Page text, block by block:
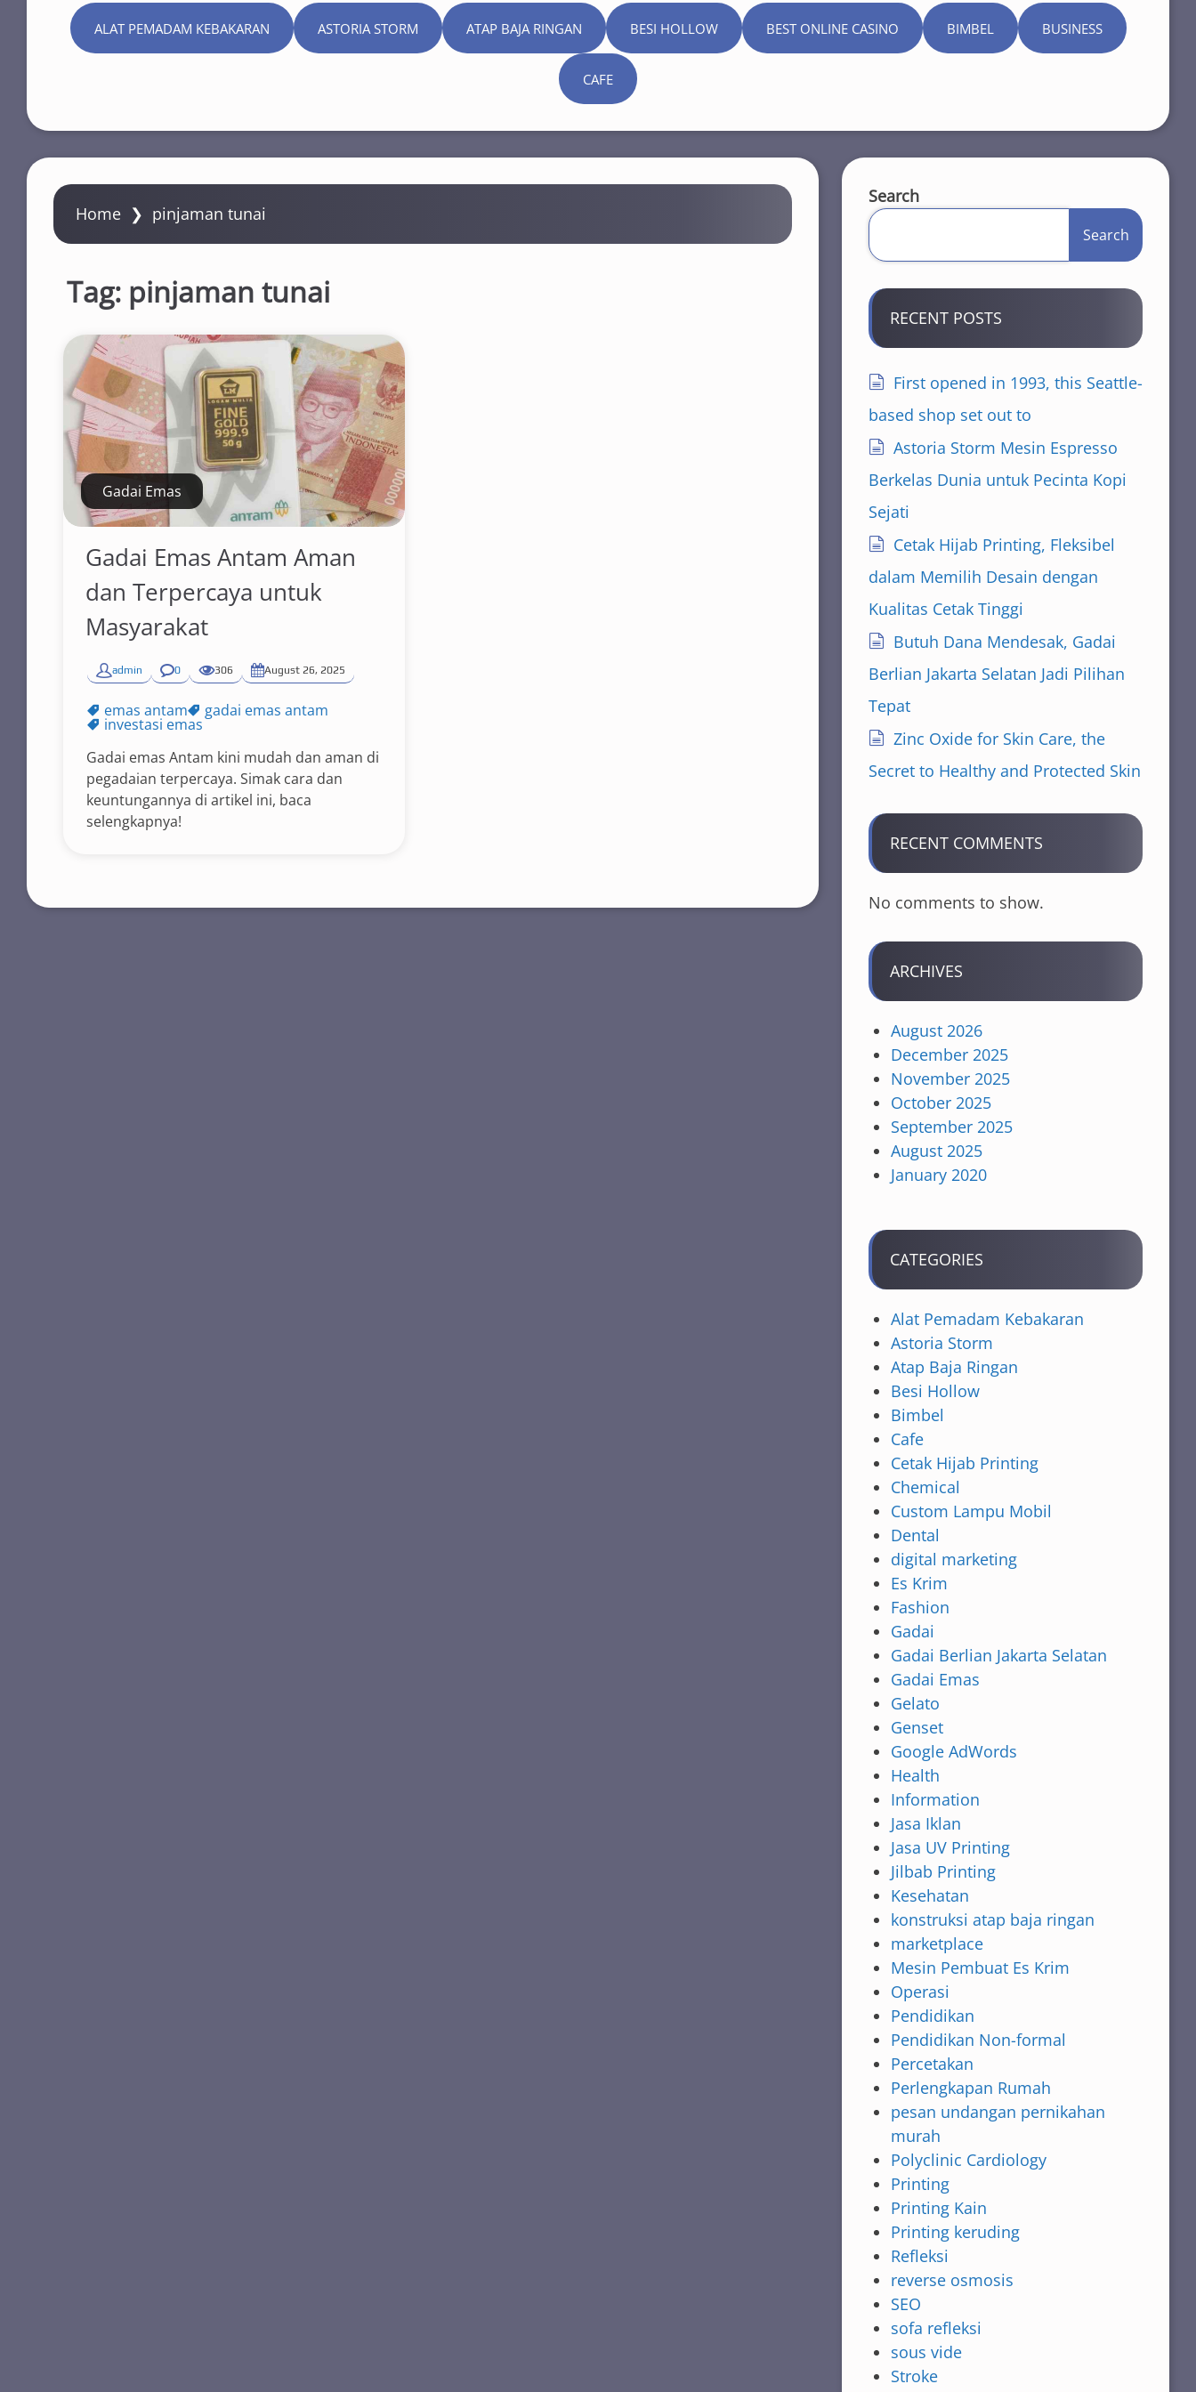
ALAT PEMADAM KEBAKARAN ASTORIA STORM ATAP BAJA RINGAN BESI HOLLOW BEST ONLINE CASINO BIMBEL BUSINESS
CAFE
Home ❯ pinjaman tunai
Tag: pinjaman tunai
Gadai Emas
Gadai Emas Antam Aman
dan Terpercaya untuk
Masyarakat
admin 0 306 August 26, 2025
emas antam gadai emas antam
investasi emas
Gadai emas Antam kini mudah dan aman di
pegadaian terpercaya. Simak cara dan
keuntungannya di artikel ini, baca
selengkapnya!
Search
Search
RECENT POSTS
First opened in 1993, this Seattle-
based shop set out to
Astoria Storm Mesin Espresso
Berkelas Dunia untuk Pecinta Kopi
Sejati
Cetak Hijab Printing, Fleksibel
dalam Memilih Desain dengan
Kualitas Cetak Tinggi
Butuh Dana Mendesak, Gadai
Berlian Jakarta Selatan Jadi Pilihan
Tepat
Zinc Oxide for Skin Care, the
Secret to Healthy and Protected Skin
RECENT COMMENTS
No comments to show.
ARCHIVES
August 2026
December 2025
November 2025
October 2025
September 2025
August 2025
January 2020
CATEGORIES
Alat Pemadam Kebakaran
Astoria Storm
Atap Baja Ringan
Besi Hollow
Bimbel
Cafe
Cetak Hijab Printing
Chemical
Custom Lampu Mobil
Dental
digital marketing
Es Krim
Fashion
Gadai
Gadai Berlian Jakarta Selatan
Gadai Emas
Gelato
Genset
Google AdWords
Health
Information
Jasa Iklan
Jasa UV Printing
Jilbab Printing
Kesehatan
konstruksi atap baja ringan
marketplace
Mesin Pembuat Es Krim
Operasi
Pendidikan
Pendidikan Non-formal
Percetakan
Perlengkapan Rumah
pesan undangan pernikahan
murah
Polyclinic Cardiology
Printing
Printing Kain
Printing keruding
Refleksi
reverse osmosis
SEO
sofa refleksi
sous vide
Stroke